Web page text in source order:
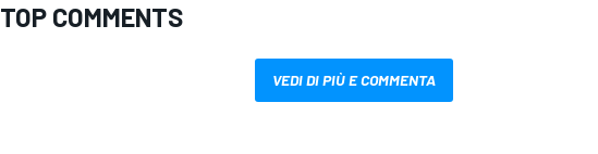
TOP COMMENTS
VEDI DI PIÙ E COMMENTA